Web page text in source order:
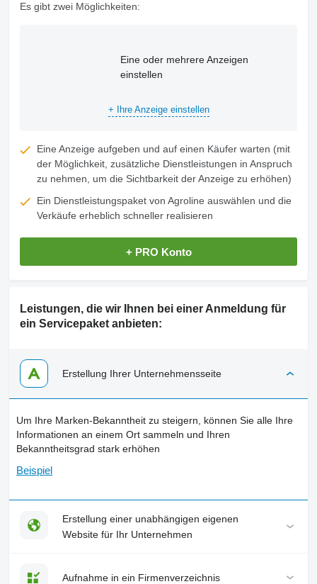
Es gibt zwei Möglichkeiten:
Eine oder mehrere Anzeigen
einstellen
+ Ihre Anzeige einstellen
Eine Anzeige aufgeben und auf einen Käufer warten (mit
der Möglichkeit, zusätzliche Dienstleistungen in Anspruch
zu nehmen, um die Sichtbarkeit der Anzeige zu erhöhen)
Ein Dienstleistungspaket von Agroline auswählen und die
Verkäufe erheblich schneller realisieren
+ PRO Konto
Leistungen, die wir Ihnen bei einer Anmeldung für
ein Servicepaket anbieten:
Erstellung Ihrer Unternehmensseite
Um Ihre Marken-Bekanntheit zu steigern, können Sie alle Ihre
Informationen an einem Ort sammeln und Ihren
Bekanntheitsgrad stark erhöhen
Beispiel
Erstellung einer unabhängigen eigenen
Website für Ihr Unternehmen
Aufnahme in ein Firmenverzeichnis